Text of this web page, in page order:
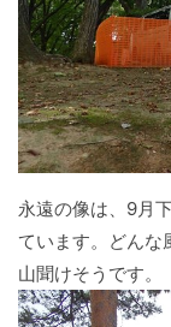
永遠の像は、9月
ています。どんな
山聞けそうです。